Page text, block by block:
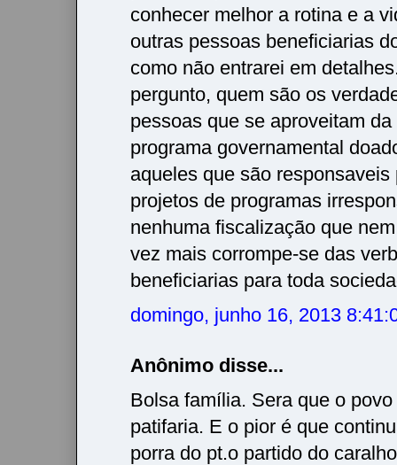
conhecer melhor a rotina e a
outras pessoas beneficiarias
como não entrarei em
pergunto, quem são os
pessoas que se aproveitam
programa governamental
aqueles que são responsaveis
projetos de programas
nenhuma fiscalização que
vez mais corrompe-se das
beneficiarias para toda
domingo, junho 16, 2013
Anônimo disse...
Bolsa família. Sera que o
patifaria. E o pior é que
porra do pt.o partido do